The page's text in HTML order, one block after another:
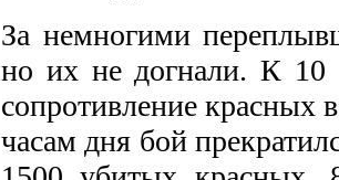
За немногими
но их не догнали. К 10
сопротивление красных
часам дня бой